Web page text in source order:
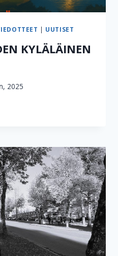
| UUTISET
KYLÄLÄINEN
2025